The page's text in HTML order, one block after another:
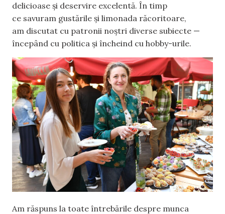
delicioase și deservire excelentă. În timp
ce savuram gustările și limonada răcoritoare,
am discutat cu patronii noștri diverse subiecte —
începând cu politica și încheind cu hobby-urile.
Am răspuns la toate întrebările despre munca